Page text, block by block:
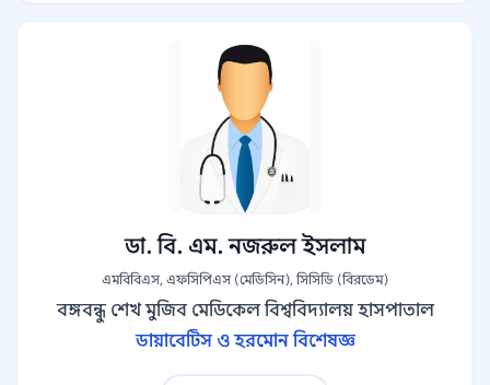
ডা. বি. এম. নজরুল ইসলাম
এমবিবিএস, এফসিপিএস (মেডিসিন), সিসিডি (বিরডেম)
বঙ্গবন্ধু শেখ মুজিব মেডিকেল বিশ্ববিদ্যালয় হাসপাতাল
ডায়াবেটিস ও হরমোন বিশেষজ্ঞ